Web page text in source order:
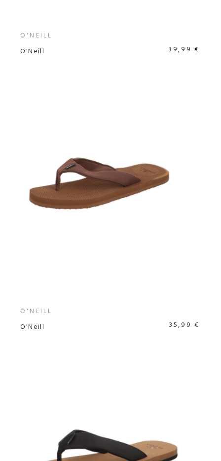
O'NEILL
O'Neill 39,99 €
O'NEILL
O'Neill 35,99 €